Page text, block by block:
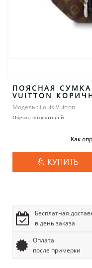
ПОЯСНАЯ СУМКА
VUITTON
Модель:: Louis Vuitton
Оценка покупателей
Как
КУПИТЬ
Бесплатная
в день заказа
Оплата
после примерки